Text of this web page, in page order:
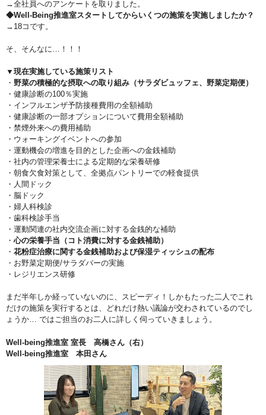
→全社員へのアンケートを取りました。
◆Well-Being推進室スタートしてからいくつの施策を実施しましたか？
→18コです。
そ、そんなに…！！！
▼現在実施している施策リスト
・ 野菜の積極的な摂取への取り組み（サラダビュッフェ、野菜定期便）
・健康診断の100％実施
・インフルエンザ予防接種費用の全額補助
・健康診断の一部オプションについて費用全額補助
・禁煙外来への費用補助
・ウォーキングイベントへの参加
・運動機会の増進を目的とした企画への金銭補助
・社内の管理栄養士による定期的な栄養研修
・朝食欠食対策として、全拠点パントリーでの軽食提供
・人間ドック
・脳ドック
・婦人科検診
・歯科検診手当
・運動関連の社内交流企画に対する金銭的な補助
・心の栄養手当（コト消費に対する金銭補助）
・ 花粉症治療に関する金銭補助および保湿ティッシュの配布
・お野菜定期便/サラダバーの実施
・レジリエンス研修
まだ半年しか経っていないのに、スピーディ！しかもたった二人でこれ
だけの施策を実行するとは、どれだけ熱い議論が交わされているのでし
ょうか… ではご担当のお二人に詳しく伺っていきましょう。
Well-being推進室 室長 高橋さん（右）
Well-being推進室 本田さん